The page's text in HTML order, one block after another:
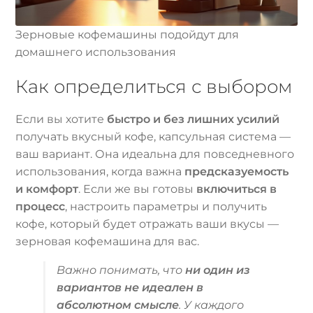
Зерновые кофемашины подойдут для
домашнего использования
Как определиться с выбором
Если вы хотите быстро и без лишних усилий
получать вкусный кофе, капсульная система —
ваш вариант. Она идеальна для повседневного
использования, когда важна предсказуемость
и комфорт. Если же вы готовы включиться в
процесс, настроить параметры и получить
кофе, который будет отражать ваши вкусы —
зерновая кофемашина для вас.
Важно понимать, чтони один из
вариантов не идеален в
абсолютном смысле. У каждого